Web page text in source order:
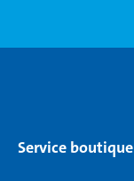
Service boutique